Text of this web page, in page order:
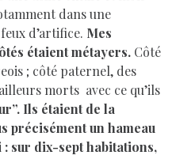
dans une
d’artifice. Mes
étaient métayers. Côté
; côté paternel, des
morts avec ce qu’ils
Ils étaient de la
précisément un hameau
sur dix-sept habitations,